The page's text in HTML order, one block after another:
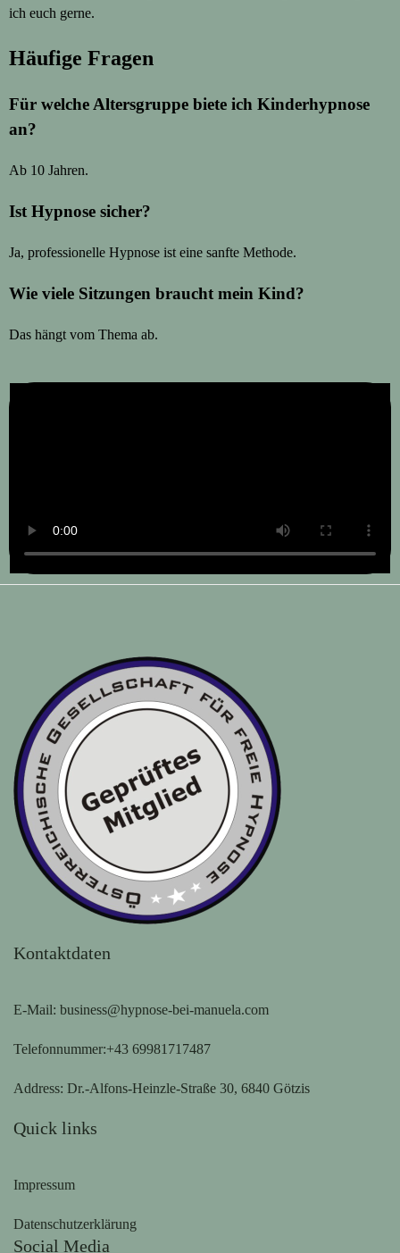
ich euch gerne.
Häufige Fragen
Für welche Altersgruppe biete ich Kinderhypnose
an?
Ab 10 Jahren.
Ist Hypnose sicher?
Ja, professionelle Hypnose ist eine sanfte Methode.
Wie viele Sitzungen braucht mein Kind?
Das hängt vom Thema ab.
Kontaktdaten
E-Mail: business@hypnose-bei-manuela.com
Telefonnummer:+43 69981717487
Address: Dr.-Alfons-Heinzle-Straße 30, 6840 Götzis
Quick links
Impressum
Datenschutzerklärung
Social Media